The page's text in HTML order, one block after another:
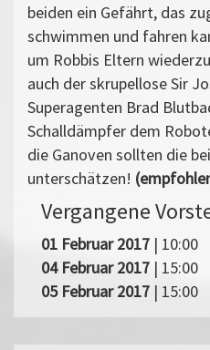
beiden ein Gefährt, das
schwimmen und fahren
um Robbis Eltern
auch der skrupellose Sir
Superagenten Brad
Schalldämpfer dem
die Ganoven sollten die
unterschätzen!
Vergangene
01 Februar 2017 | 10:00
04 Februar 2017 | 15:00
05 Februar 2017 | 15:00